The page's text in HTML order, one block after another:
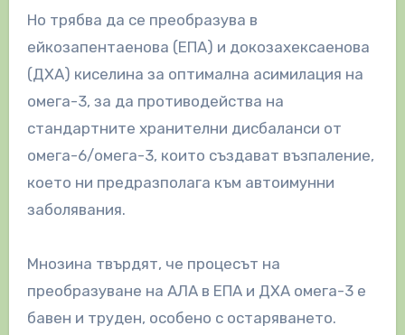
Но трябва да се преобразува в
ейкозапентаенова (ЕПА) и докозахексаенова
(ДХА) киселина за оптимална асимилация на
омега-3, за да противодейства на
стандартните хранителни дисбаланси от
омега-6/омега-3, които създават възпаление,
което ни предразполага към автоимунни
заболявания.
Мнозина твърдят, че процесът на
преобразуване на АЛА в ЕПА и ДХА омега-3 е
бавен и труден, особено с остаряването.